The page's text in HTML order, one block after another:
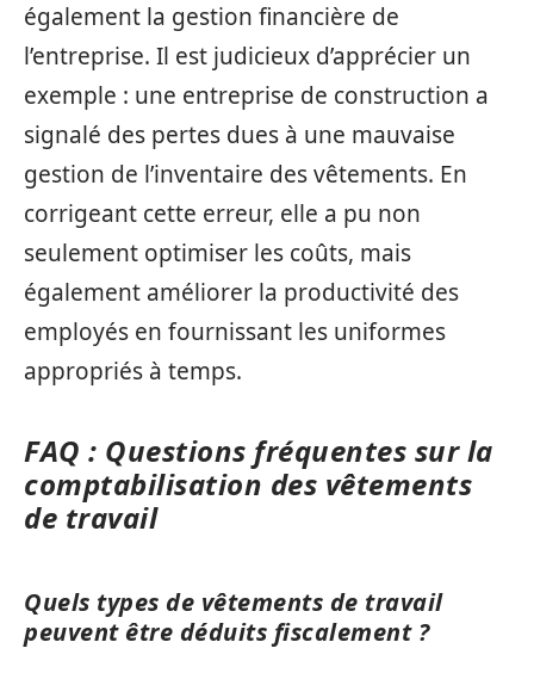
également la gestion financière de
l’entreprise. Il est judicieux d’apprécier un
exemple : une entreprise de construction a
signalé des pertes dues à une mauvaise
gestion de l’inventaire des vêtements. En
corrigeant cette erreur, elle a pu non
seulement optimiser les coûts, mais
également améliorer la productivité des
employés en fournissant les uniformes
appropriés à temps.
FAQ : Questions fréquentes sur la
comptabilisation des vêtements
de travail
Quels types de vêtements de travail
peuvent être déduits fiscalement ?